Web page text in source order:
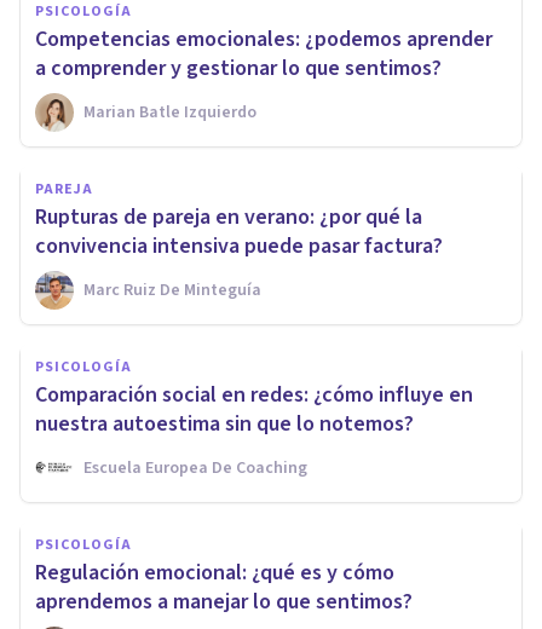
PSICOLOGÍA
Competencias emocionales: ¿podemos aprender
a comprender y gestionar lo que sentimos?
Marian Batle Izquierdo
PAREJA
Rupturas de pareja en verano: ¿por qué la
convivencia intensiva puede pasar factura?
Marc Ruiz De Minteguía
PSICOLOGÍA
Comparación social en redes: ¿cómo influye en
nuestra autoestima sin que lo notemos?
Escuela Europea De Coaching
PSICOLOGÍA
Regulación emocional: ¿qué es y cómo
aprendemos a manejar lo que sentimos?